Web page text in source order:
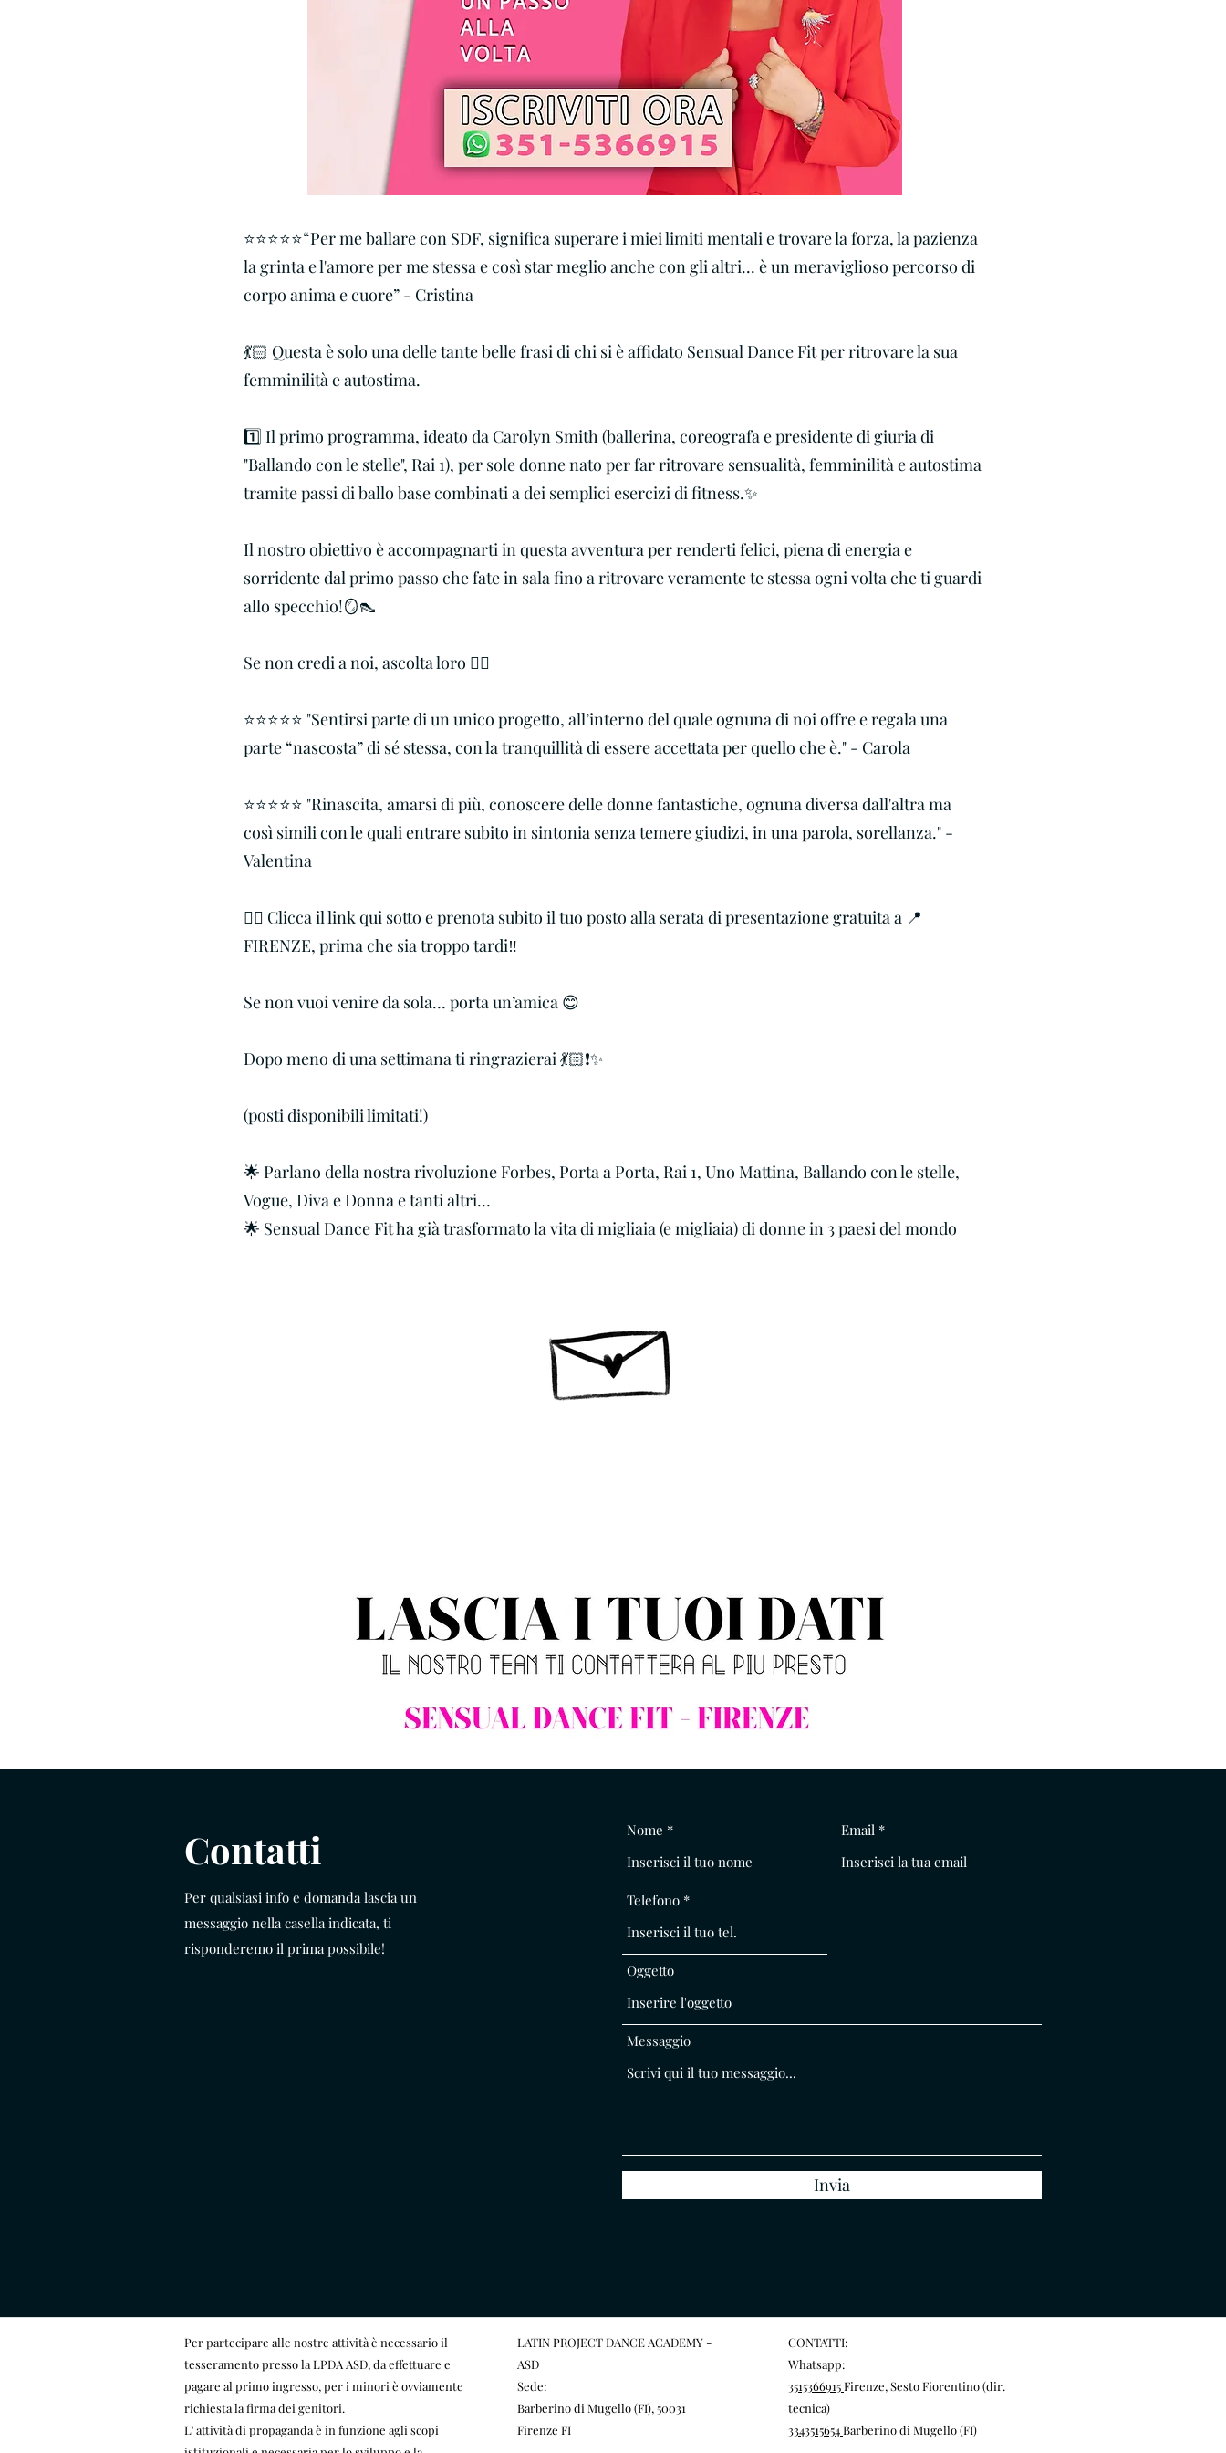
⭐️⭐️⭐️⭐️⭐️“Per me ballare con SDF, significa superare i miei limiti mentali e trovare la forza, la pazienza
la grinta e l'amore per me stessa e così star meglio anche con gli altri... è un meraviglioso percorso di
corpo anima e cuore” - Cristina
💃🏻 Questa è solo una delle tante belle frasi di chi si è affidato Sensual Dance Fit per ritrovare la sua
femminilità e autostima.
1️⃣ Il primo programma, ideato da Carolyn Smith (ballerina, coreografa e presidente di giuria di
"Ballando con le stelle", Rai 1), per sole donne nato per far ritrovare sensualità, femminilità e autostima
tramite passi di ballo base combinati a dei semplici esercizi di fitness.✨
Il nostro obiettivo è accompagnarti in questa avventura per renderti felici, piena di energia e
sorridente dal primo passo che fate in sala fino a ritrovare veramente te stessa ogni volta che ti guardi
allo specchio!🪞👠
Se non credi a noi, ascolta loro 👇🏼
⭐️⭐️⭐️⭐️⭐️ "Sentirsi parte di un unico progetto, all’interno del quale ognuna di noi offre e regala una
parte “nascosta” di sé stessa, con la tranquillità di essere accettata per quello che è." - Carola
⭐️⭐️⭐️⭐️⭐️ "Rinascita, amarsi di più, conoscere delle donne fantastiche, ognuna diversa dall'altra ma
così simili con le quali entrare subito in sintonia senza temere giudizi, in una parola, sorellanza." -
Valentina
👇🏼 Clicca il link qui sotto e prenota subito il tuo posto alla serata di presentazione gratuita a 📍
FIRENZE, prima che sia troppo tardi‼️
Se non vuoi venire da sola… porta un’amica 😊
Dopo meno di una settimana ti ringrazierai 💃🏻❗️✨
(posti disponibili limitati!)
🌟 Parlano della nostra rivoluzione Forbes, Porta a Porta, Rai 1, Uno Mattina, Ballando con le stelle,
Vogue, Diva e Donna e tanti altri…
🌟 Sensual Dance Fit ha già trasformato la vita di migliaia (e migliaia) di donne in 3 paesi del mondo
Contatti
Per qualsiasi info e domanda lascia un
messaggio nella casella indicata, ti
risponderemo il prima possibile!
Nome Email
Telefono
Oggetto
Messaggio
Invia
Per partecipare alle nostre attività è necessario il
tesseramento presso la LPDA ASD, da effettuare e
pagare al primo ingresso, per i minori è ovviamente
richiesta la firma dei genitori.
​L' attività di propaganda è in funzione agli scopi
LATIN PROJECT DANCE ACADEMY -
ASD
Sede:
Barberino di Mugello (FI), 50031
Firenze FI
CONTATTI:
Whatsapp:
3515366915 Firenze, Sesto Fiorentino (dir.
tecnica)
3343515654 Barberino di Mugello (FI)